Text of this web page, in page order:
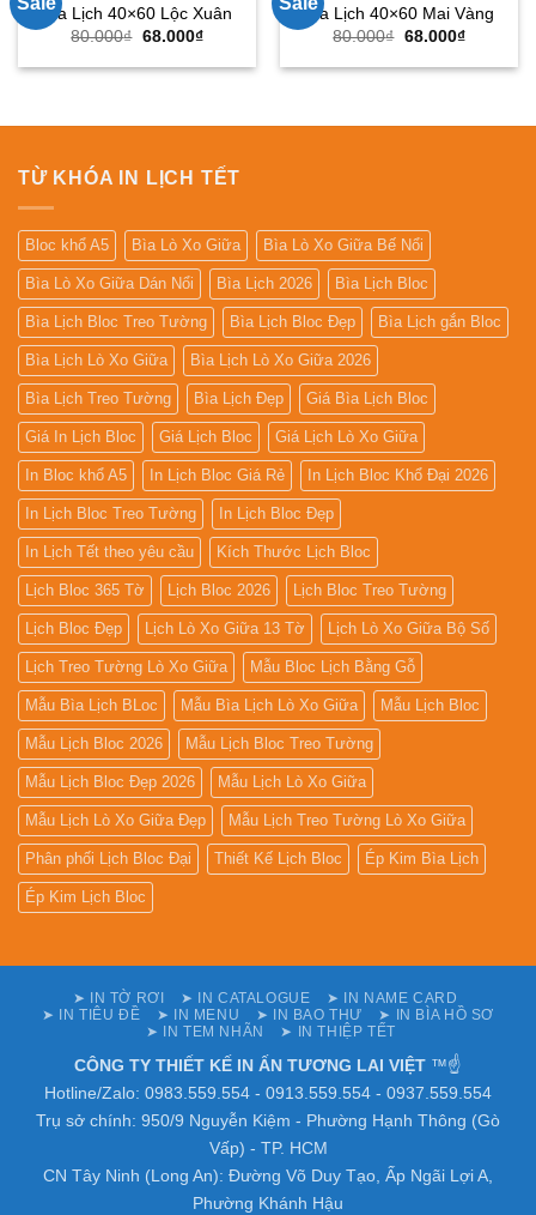
Bìa Lịch 40×60 Lộc Xuân
80.000₫ Giá
là:
68.000₫Giá
tại
Bìa Lịch 40×60 Mai Vàng
80.000₫ Giá
là:
68.000₫Giá
tại
TỪ KHÓA IN LỊCH TẾT
Bloc khổ A5 Bìa Lò Xo Giữa Bìa Lò Xo Giữa Bế Nổi
Bìa Lò Xo Giữa Dán Nổi Bìa Lịch 2026 Bìa Lịch Bloc
Bìa Lịch Bloc Treo Tường Bìa Lịch Bloc Đẹp Bìa Lịch gắn Bloc
Bìa Lịch Lò Xo Giữa Bìa Lịch Lò Xo Giữa 2026
Bìa Lịch Treo Tường Bìa Lịch Đẹp Giá Bìa Lịch Bloc
Giá In Lịch Bloc Giá Lịch Bloc Giá Lịch Lò Xo Giữa
In Bloc khổ A5 In Lịch Bloc Giá Rẻ In Lịch Bloc Khổ Đại 2026
In Lịch Bloc Treo Tường In Lịch Bloc Đẹp
In Lịch Tết theo yêu cầu Kích Thước Lịch Bloc
Lịch Bloc 365 Tờ Lịch Bloc 2026 Lịch Bloc Treo Tường
Lịch Bloc Đẹp Lịch Lò Xo Giữa 13 Tờ Lịch Lò Xo Giữa Bộ Số
Lịch Treo Tường Lò Xo Giữa Mẫu Bloc Lịch Bằng Gỗ
Mẫu Bìa Lịch BLoc Mẫu Bìa Lịch Lò Xo Giữa Mẫu Lịch Bloc
Mẫu Lịch Bloc 2026 Mẫu Lịch Bloc Treo Tường
Mẫu Lịch Bloc Đẹp 2026 Mẫu Lịch Lò Xo Giữa
Mẫu Lịch Lò Xo Giữa Đẹp Mẫu Lịch Treo Tường Lò Xo Giữa
Phân phối Lịch Bloc Đại Thiết Kế Lịch Bloc Ép Kim Bìa Lịch
Ép Kim Lịch Bloc
➤ IN TỜ RƠI ➤ IN CATALOGUE
➤ IN NAME CARD
➤ IN TIÊU ĐỀ
➤ IN MENU ➤ IN BAO THƯ
➤ IN BÌA HỒ SƠ
➤ IN TEM NHÃN
➤ IN THIỆP TẾT
CÔNG TY THIẾT KẾ IN ẤN TƯƠNG LAI VIỆT ™☝️
Hotline/Zalo: 0983.559.554 - 0913.559.554 - 0937.559.554
Trụ sở chính: 950/9 Nguyễn Kiệm - Phường Hạnh Thông (Gò
Vấp) - TP. HCM
CN Tây Ninh (Long An): Đường Võ Duy Tạo, Ấp Ngãi Lợi A,
Phường Khánh Hậu